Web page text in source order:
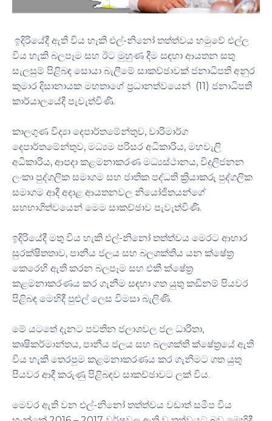
ඉදිරියේදී ඇති විය හැකි එල්-නිනෝ තත්ත්වය හමුවේ එල්ල
විය හැකි බලපෑම සහ ඊට මුහුණ දීම සඳහා ආයතන සතු
සැලසුම් පිළිබඳ සොයා බැලීමේ සාකච්ඡාවක් ජනාධිපති අනුර
කුමාර දිසානායක මහතාගේ ප්‍රධානත්වයෙන් (11) ජනාධිපති
කාර්යාලයේදී පැවැත්විණි.
කාලගුණ විද්‍යා දෙපාර්තමේන්තුව, වාරිමාර්ග
දෙපාර්තමේන්තුව, මධ්‍යම පරිසර අධිකාරිය, මහවැලි
අධිකාරිය, ආපදා කළමනාකරණ මධ්‍යස්ථානය, විදුලිජනන
ලංකා පුද්ගලික සමාගම සහ ජාතික පද්ධති ක්‍රියාකරු පුද්ගලික
සමාගම ආදී අදාළ ආයතනවල නියෝජිතයන්ගේ
සහභාගිත්වයෙන් මෙම සාකච්ඡාව පැවැත්විණි.
ඉදිරියේදී මතු විය හැකි එල්-නිනෝ තත්ත්වය මෙරට ආහාර
සුරක්ෂිතතාව, පානීය ජලය සහ බලශක්තිය යන ක්ෂේත්‍ර
කෙරෙහි ඇති කරන බලපෑම සහ එකී ක්ෂේත්‍ර
කළමනාකරණය කර ගැනීම සඳහා ගත යුතු කඩිනම් පියවර
පිළිබඳ මෙහිදී පුළුල් ලෙස විමසා බැලිණි.
මේ යටතේ දැනට පවතින ජලාශවල ජල ධාරිතා,
කෘෂිකර්මාන්තය, පානීය ජලය සහ බලශක්ති ක්ෂේත්‍රයේ ඇති
විය හැකි තෙරපුම කළමනාකරණය කර ගැනීමට ගත යුතු
පියවර ආදී කරුණු පිළිබඳව සාකච්ඡාවට ලක් විය.
මෙවර ඇති වන එල්-නිනෝ තත්ත්වය වඩාත් සමීප විය